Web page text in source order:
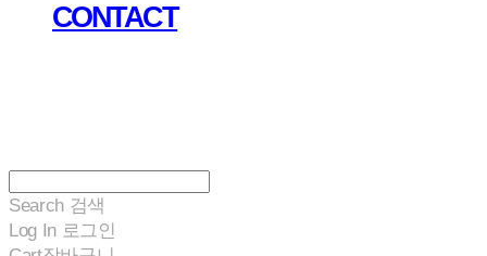
CONTACT
Search 검색
Log In 로그인